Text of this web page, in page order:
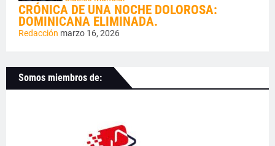
CRÓNICA DE UNA NOCHE DOLOROSA:
DOMINICANA ELIMINADA.
Redacción marzo 16, 2026
Somos miembros de: